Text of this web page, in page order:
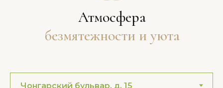
Атмосфера
безмятежности и уюта